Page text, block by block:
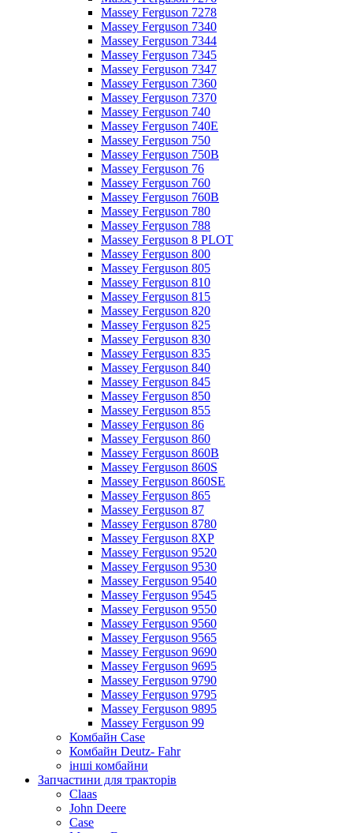
Massey Ferguson 7278
Massey Ferguson 7340
Massey Ferguson 7344
Massey Ferguson 7345
Massey Ferguson 7347
Massey Ferguson 7360
Massey Ferguson 7370
Massey Ferguson 740
Massey Ferguson 740E
Massey Ferguson 750
Massey Ferguson 750B
Massey Ferguson 76
Massey Ferguson 760
Massey Ferguson 760B
Massey Ferguson 780
Massey Ferguson 788
Massey Ferguson 8 PLOT
Massey Ferguson 800
Massey Ferguson 805
Massey Ferguson 810
Massey Ferguson 815
Massey Ferguson 820
Massey Ferguson 825
Massey Ferguson 830
Massey Ferguson 835
Massey Ferguson 840
Massey Ferguson 845
Massey Ferguson 850
Massey Ferguson 855
Massey Ferguson 86
Massey Ferguson 860
Massey Ferguson 860B
Massey Ferguson 860S
Massey Ferguson 860SE
Massey Ferguson 865
Massey Ferguson 87
Massey Ferguson 8780
Massey Ferguson 8XP
Massey Ferguson 9520
Massey Ferguson 9530
Massey Ferguson 9540
Massey Ferguson 9545
Massey Ferguson 9550
Massey Ferguson 9560
Massey Ferguson 9565
Massey Ferguson 9690
Massey Ferguson 9695
Massey Ferguson 9790
Massey Ferguson 9795
Massey Ferguson 9895
Massey Ferguson 99
Комбайн Case
Комбайн Deutz- Fahr
інші комбайни
Запчастини для тракторів
Claas
John Deere
Case